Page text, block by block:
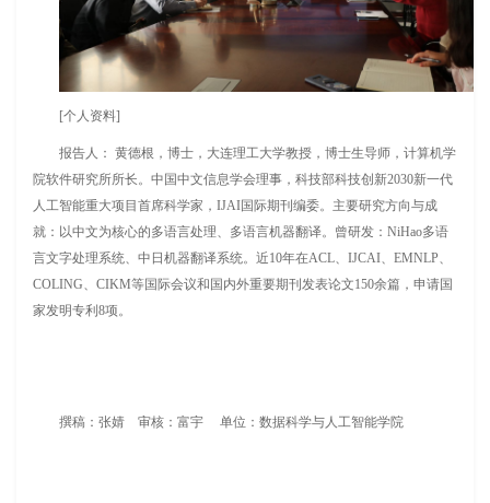
[个人资料]
报告人： 黄德根，博士，大连理工大学教授，博士生导师，计算机学
院软件研究所所长。中国中文信息学会理事，科技部科技创新2030新一代
人工智能重大项目首席科学家，IJAI国际期刊编委。主要研究方向与成
就：以中文为核心的多语言处理、多语言机器翻译。曾研发：NiHao多语
言文字处理系统、中日机器翻译系统。近10年在ACL、IJCAI、EMNLP、
COLING、CIKM等国际会议和国内外重要期刊发表论文150余篇，申请国
家发明专利8项。
撰稿：张婧 审核：富宇 单位：数据科学与人工智能学院